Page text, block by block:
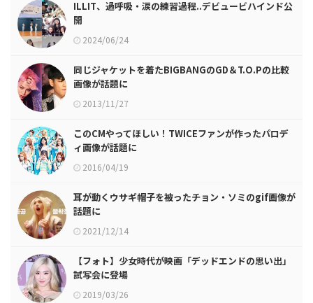
ILLIT、過呼吸・涙の練習過程..デビュービハインド公
開
2024/06/24
同じジャケットを着たBIGBANGのGD＆T.O.Pの比較
画像が話題に
2013/11/27
このCMやってほしい！TWICEファンが作ったパロデ
ィ画像が話題に
2016/04/19
耳が動くウサギ帽子を被ったチョン・ソミのgif画像が
話題に
2021/12/14
【フォト】少女時代が映画「デッドエンドの思い出」
試写会に登場
2019/03/26